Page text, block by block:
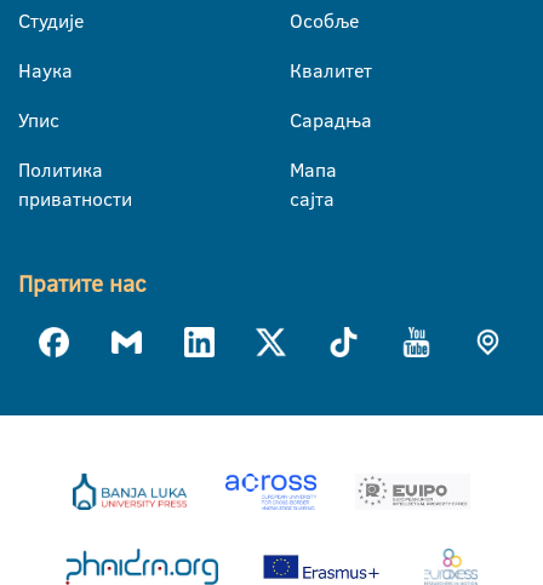
Студије
Наука
Упис
Политика
приватности
Особље
Квалитет
Сарадња
Мапа
сајта
Пратите нас